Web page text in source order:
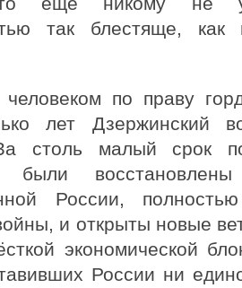
так блестяще, как
по праву
лет Дзержинский
столь малый срок
были
России,
и открыты новые
экономической
России ни